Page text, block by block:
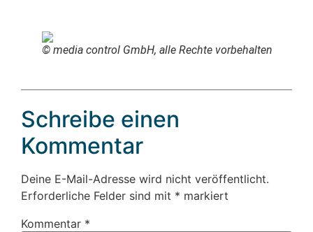
© media control GmbH, alle Rechte vorbehalten
Schreibe einen
Kommentar
Deine E-Mail-Adresse wird nicht veröffentlicht.
Erforderliche Felder sind mit * markiert
Kommentar *